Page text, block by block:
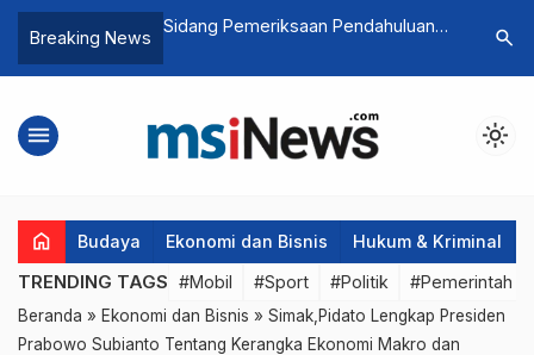
Breaking News
Pilpres 2024
Melancong ke Taman Batu
dengan Keindahan Geologi
search
menu light_mode
home Budaya Ekonomi dan Bisnis Hukum & Kriminal
TRENDING TAGS #Mobil #Sport #Politik #Pemerintah
Beranda » Ekonomi dan Bisnis » Simak,Pidato Lengkap Presiden
Prabowo Subianto Tentang Kerangka Ekonomi Makro dan